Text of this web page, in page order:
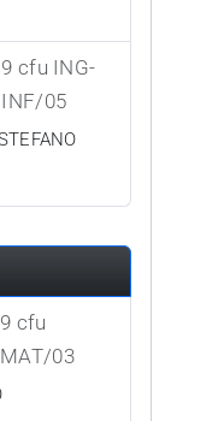
9 cfu ING-
INF/05
9 cfu
MAT/03